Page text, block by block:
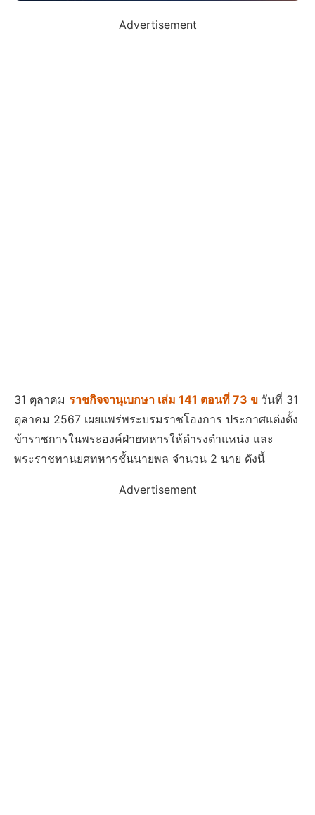
Advertisement
31 ตุลาคม ราชกิจจานุเบกษา เล่ม 141 ตอนที่ 73 ข วันที่ 31
ตุลาคม 2567 เผยแพร่พระบรมราชโองการ ประกาศแต่งตั้ง
ข้าราชการในพระองค์ฝ่ายทหารให้ดำรงตำแหน่ง และ
พระราชทานยศทหารชั้นนายพล จำนวน 2 นาย ดังนี้
Advertisement